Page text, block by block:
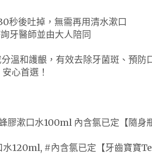
秒後吐掉，無需再用清水漱口
牙醫師並由大人陪同
溫和護齦，有效去除牙菌斑、預防
心首選！
膠漱口水100ml 內含氯已定【隨身瓶
120ml, #內含氯已定【牙齒寶寶